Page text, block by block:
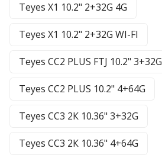
Teyes X1 10.2" 2+32G 4G
Teyes X1 10.2" 2+32G WI-FI
Teyes CC2 PLUS FTJ 10.2" 3+32G
Teyes CC2 PLUS 10.2" 4+64G
Teyes CC3 2К 10.36" 3+32G
Teyes CC3 2К 10.36" 4+64G